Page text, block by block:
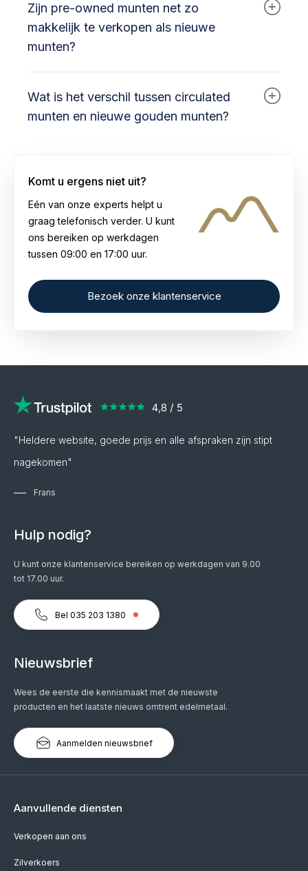
professionele apparatuur op gewicht,
afmetingen, echtheid en zuiverheid. Alleen
munten die aan de officiële specificaties
assortiment, zodat u verzekerd bent van
betrouwbaar beleggingsgoud.
Zijn pre-owned munten net zo
makkelijk te verkopen als nieuwe
munten?
wereldwijd even liquide als nieuwe exemplaren,
zolang ze authentiek en herkenbaar zijn.
circulated zijn.
Wat is het verschil tussen circulated
munten en nieuwe gouden munten?
fijn goud als nieuwe munten. Het prijsverschil
ontstaat doordat de productiepremie bij
circulated munten al eerder is voldaan,
waardoor ze aantrekkelijker geprijsd zijn dan
nieuwe munten.
Komt u ergens niet uit?
Eén van onze experts helpt u
graag telefonisch verder. U kunt
ons bereiken op werkdagen
tussen 09:00 en 17:00 uur.
Bezoek onze klantenservice
"Heldere website, goede prijs en alle afspraken zijn stipt
nagekomen"
Frans
Hulp nodig?
U kunt onze klantenservice bereiken op werkdagen van 9.00
tot 17.00 uur.
Bel 035 203 1380
Nieuwsbrief
Wees de eerste die kennismaakt met de nieuwste
producten en het laatste nieuws omtrent edelmetaal.
Aanmelden nieuwsbrief
Aanvullende diensten
Verkopen aan ons
Zilverkoers